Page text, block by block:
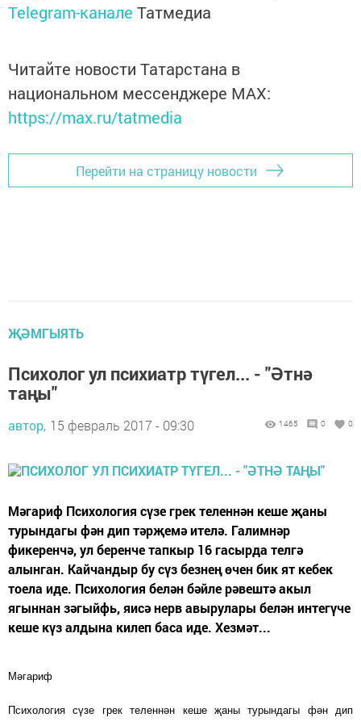
Telegram-канале Татмедиа
Читайте новости Татарстана в
национальном мессенджере MАХ:
https://max.ru/tatmedia
Перейти на страницу новости
ҖӘМГЫЯТЬ
Психолог ул психиатр түгел... - "Әтнә
таңы"
автор, 15 февраль 2017 - 09:30 1465 0 0
Мәгариф Психология сүзе грек теленнән кеше җаны
турындагы фән дип тәрҗемә ителә. Галимнәр
фикеренчә, ул беренче тапкыр 16 гасырда телгә
алынган. Кайчандыр бу сүз безнең өчен бик ят кебек
тоела иде. Психология белән бәйле рәвештә акыл
ягыннан зәгыйфь, яисә нерв авырулары белән интегүче
кеше күз алдына килеп баса иде. Хезмәт...
Мәгариф
Психология сүзе грек теленнән кеше җаны турындагы фән дип